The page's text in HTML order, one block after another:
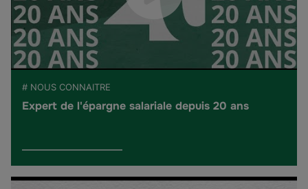
# NOUS CONNAITRE
Expert de l'épargne salariale depuis 20 ans